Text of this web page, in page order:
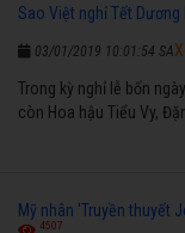
Sao Việt nghỉ Tết
03/01/2019 10:01:54 SA
Trong kỳ nghỉ lễ bốn
còn Hoa hậu Tiểu Vy,
Mỹ nhân 'Truyền thuyết
4507